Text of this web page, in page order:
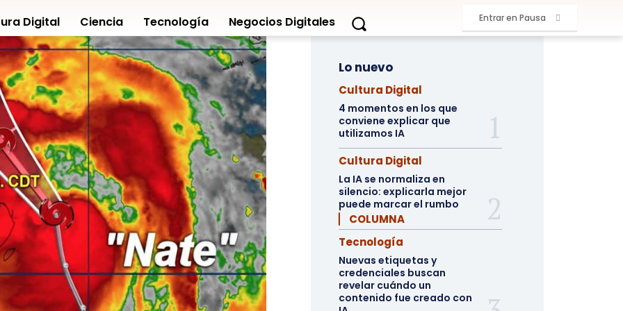
Digital Ciencia Tecnología Negocios Digitales Entrar en Pausa
Lo nuevo
Cultura Digital
4 momentos en los que
conviene explicar que
utilizamos IA
Cultura Digital
La IA se normaliza en
silencio: explicarla mejor
puede marcar el rumbo
▏ COLUMNA
Tecnología
Nuevas etiquetas y
credenciales buscan
revelar cuándo un
contenido fue creado con